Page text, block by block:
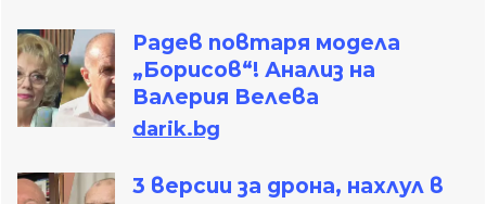
Радев повтаря модела
„Борисов“! Анализ на
Валерия Велева
darik.bg
3 версии за дрона, нахлул в